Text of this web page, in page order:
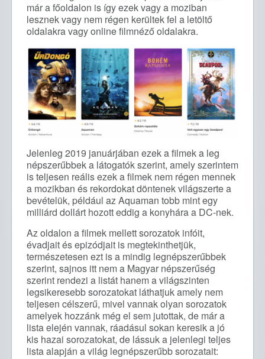
már a főoldalon is így ezek vagy a moziban
lesznek vagy nem régen kerültek fel a letöltő
oldalakra vagy online filmnéző oldalakra.
Jelenleg 2019 januárjában ezek a filmek a leg
népszerűbbek a látogatók szerint, amely szerintem
is teljesen reális ezek a filmek nem régen mennek
a mozikban és rekordokat döntenek világszerte a
bevételük, például az Aquaman tobb mint egy
milliárd dollárt hozott eddig a konyhára a DC-nek.
Az oldalon a filmek mellett sorozatok infóit,
évadjait és epizódjait is megtekinthetjük,
természetesen ezt is a mindig legnépszerűbbek
szerint, sajnos itt nem a Magyar népszerűség
szerint rendezi a listát hanem a világszinten
legsikeresebb sorozatokat láthatjuk amely nem
teljesen célszerű, mivel vannak olyan sorozatok
amelyek hozzánk még el sem jutottak, de már a
lista elején vannak, ráadásul sokan keresik a jó
kis hazai sorozatokat, de lássuk a jelenlegi teljes
lista alapján a világ legnépszerűbb sorozatait: